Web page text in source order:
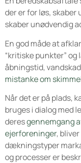
der er for løs, skaber
skaber unødvendig
En god måde at
“kritiske punkter”
åbningstid,
mistanke om
Når det er på plads,
bruges i dialog med
deresgennemgang
ejerforeninger,
dækningstyper
og processer er